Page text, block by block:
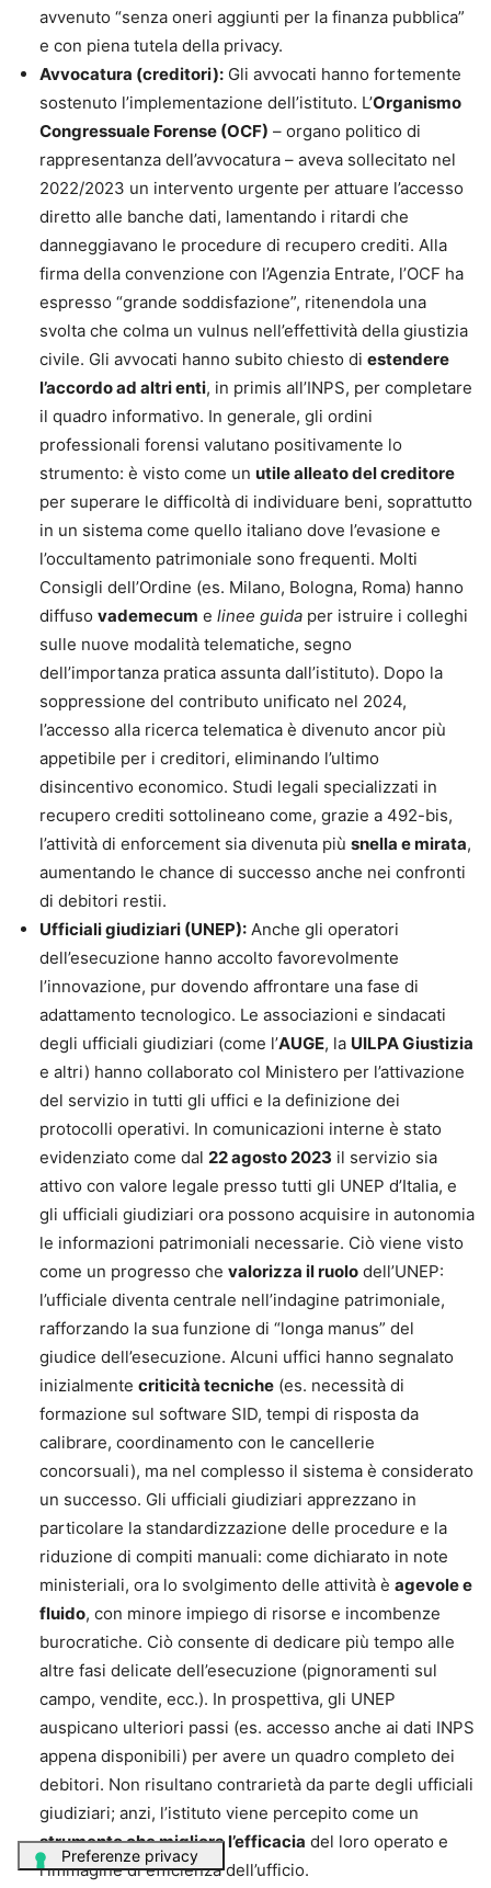
avvenuto “senza oneri aggiunti per la finanza pubblica”
e con piena tutela della privacy.
Avvocatura (creditori): Gli avvocati hanno fortemente
sostenuto l’implementazione dell’istituto. L’Organismo
Congressuale Forense (OCF) – organo politico di
rappresentanza dell’avvocatura – aveva sollecitato nel
2022/2023 un intervento urgente per attuare l’accesso
diretto alle banche dati, lamentando i ritardi che
danneggiavano le procedure di recupero crediti. Alla
firma della convenzione con l’Agenzia Entrate, l’OCF ha
espresso “grande soddisfazione”, ritenendola una
svolta che colma un vulnus nell’effettività della giustizia
civile. Gli avvocati hanno subito chiesto di estendere
l’accordo ad altri enti, in primis all’INPS, per completare
il quadro informativo. In generale, gli ordini
professionali forensi valutano positivamente lo
strumento: è visto come un utile alleato del creditore
per superare le difficoltà di individuare beni, soprattutto
in un sistema come quello italiano dove l’evasione e
l’occultamento patrimoniale sono frequenti. Molti
Consigli dell’Ordine (es. Milano, Bologna, Roma) hanno
diffuso vademecum e linee guida per istruire i colleghi
sulle nuove modalità telematiche, segno
dell’importanza pratica assunta dall’istituto). Dopo la
soppressione del contributo unificato nel 2024,
l’accesso alla ricerca telematica è divenuto ancor più
appetibile per i creditori, eliminando l’ultimo
disincentivo economico. Studi legali specializzati in
recupero crediti sottolineano come, grazie a 492-bis,
l’attività di enforcement sia divenuta più snella e mirata,
aumentando le chance di successo anche nei confronti
di debitori restii.
Ufficiali giudiziari (UNEP): Anche gli operatori
dell’esecuzione hanno accolto favorevolmente
l’innovazione, pur dovendo affrontare una fase di
adattamento tecnologico. Le associazioni e sindacati
degli ufficiali giudiziari (come l’AUGE, la UILPA Giustizia
e altri) hanno collaborato col Ministero per l’attivazione
del servizio in tutti gli uffici e la definizione dei
protocolli operativi. In comunicazioni interne è stato
evidenziato come dal 22 agosto 2023 il servizio sia
attivo con valore legale presso tutti gli UNEP d’Italia, e
gli ufficiali giudiziari ora possono acquisire in autonomia
le informazioni patrimoniali necessarie. Ciò viene visto
come un progresso che valorizza il ruolo dell’UNEP:
l’ufficiale diventa centrale nell’indagine patrimoniale,
rafforzando la sua funzione di “longa manus” del
giudice dell’esecuzione. Alcuni uffici hanno segnalato
inizialmente criticità tecniche (es. necessità di
formazione sul software SID, tempi di risposta da
calibrare, coordinamento con le cancellerie
concorsuali), ma nel complesso il sistema è considerato
un successo. Gli ufficiali giudiziari apprezzano in
particolare la standardizzazione delle procedure e la
riduzione di compiti manuali: come dichiarato in note
ministeriali, ora lo svolgimento delle attività è agevole e
fluido, con minore impiego di risorse e incombenze
burocratiche. Ciò consente di dedicare più tempo alle
altre fasi delicate dell’esecuzione (pignoramenti sul
campo, vendite, ecc.). In prospettiva, gli UNEP
auspicano ulteriori passi (es. accesso anche ai dati INPS
appena disponibili) per avere un quadro completo dei
debitori. Non risultano contrarietà da parte degli ufficiali
giudiziari; anzi, l’istituto viene percepito come un
strumento che migliora l’efficacia del loro operato e
l’immagine di efficienza dell’ufficio.